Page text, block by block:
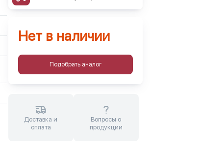
Нет в наличии
Подобрать аналог
Доставка и
оплата
Вопросы о
продукции